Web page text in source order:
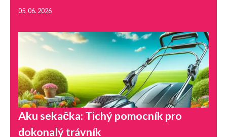
05. 06. 2026
Aku sekačka: Tichý pomocník pro
dokonalý trávník